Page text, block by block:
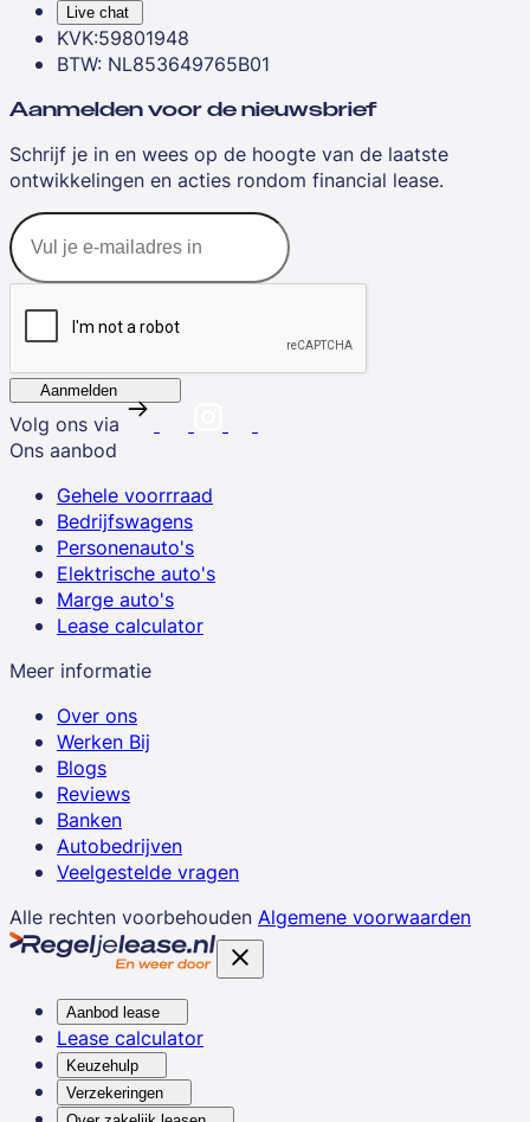
Live chat
KVK:59801948
BTW: NL853649765B01
Aanmelden voor de nieuwsbrief
Schrijf je in en wees op de hoogte van de laatste
ontwikkelingen en acties rondom financial lease.
Aanmelden
Volg ons via
Ons aanbod
Gehele voorrraad
Bedrijfswagens
Personenauto's
Elektrische auto's
Marge auto's
Lease calculator
Meer informatie
Over ons
Werken Bij
Blogs
Reviews
Banken
Autobedrijven
Veelgestelde vragen
Alle rechten voorbehouden Algemene voorwaarden
Aanbod lease
Lease calculator
Keuzehulp
Verzekeringen